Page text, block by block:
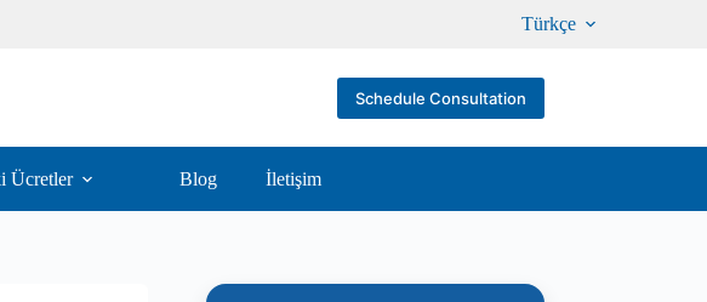
Türkçe
Schedule Consultation
Ücretler Blog İletişim